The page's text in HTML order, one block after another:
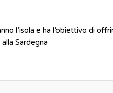
l’isola e ha l’obiettivo di
Sardegna